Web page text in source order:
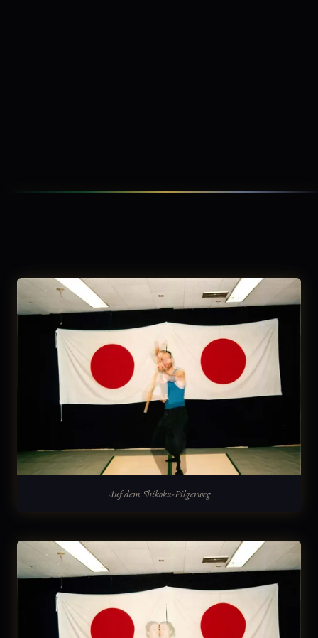
Auf dem Shikoku-Pilgerweg